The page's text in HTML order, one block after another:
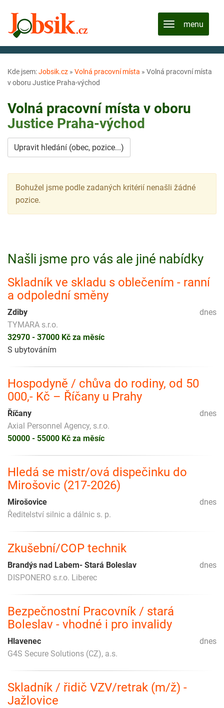
Kde jsem:Jobsik.cz » Volná pracovní místa » Volná pracovní místa
v oboru Justice Praha-východ
Volná pracovní místa v oboru
Justice Praha-východ
Upravit hledání (obec, pozice...)
Bohužel jsme podle zadaných kritérií nenašli žádné
pozice.
Našli jsme pro vás ale jiné nabídky
Skladník ve skladu s oblečením - ranní
a odpolední směny
dnes
Zdiby
TYMARA s.r.o.
32970 - 37000 Kč za měsíc
S ubytováním
Hospodyně / chůva do rodiny, od 50
000,- Kč – Říčany u Prahy
dnes
Říčany
Axial Personnel Agency, s.r.o.
50000 - 55000 Kč za měsíc
Hledá se mistr/ová dispečinku do
Mirošovic (217-2026)
dnes
Mirošovice
Ředitelství silnic a dálnic s. p.
Zkušební/COP technik
dnes
Brandýs nad Labem- Stará Boleslav
DISPONERO s.r.o. Liberec
Bezpečnostní Pracovník / stará
Boleslav - vhodné i pro invalidy
dnes
Hlavenec
G4S Secure Solutions (CZ), a.s.
Skladník / řidič VZV/retrak (m/ž) -
Jažlovice